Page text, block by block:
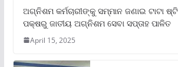
ଅଗ୍ନିଶମ କର୍ମଚାରୀଙ୍କୁ ସମ୍ମାନ ଜଣାଇ ଟାଟା
ପକ୍ଷରୁ ଜାତୀୟ ଅଗ୍ନିଶମ ସେବା ସପ୍ତାହ ପାଳିତ
April 15, 2025